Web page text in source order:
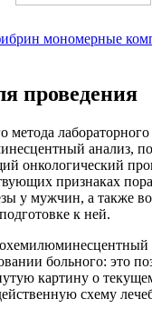
мономерные
проведения
метода
анализ,
онкологический
признаках
у мужчин, а также
к ней.
больного: это
картину о
схему